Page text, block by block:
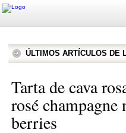
ÚLTIMOS ARTÍCULOS DE
Tarta de cava
rosé
berries